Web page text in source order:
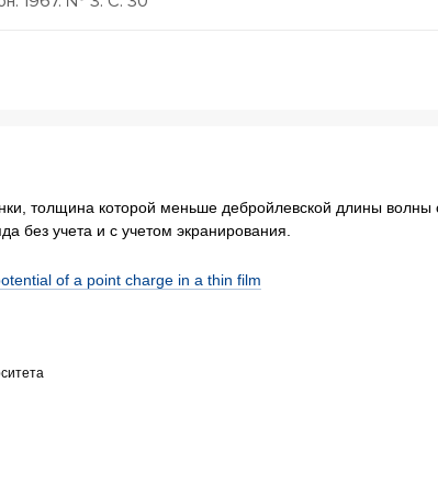
толщина которой меньше дебройлевской длины волны
без учета и с учетом экранирования.
of a point charge in a thin film